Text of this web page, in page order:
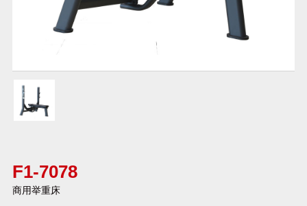
F1-7078
商用举重床